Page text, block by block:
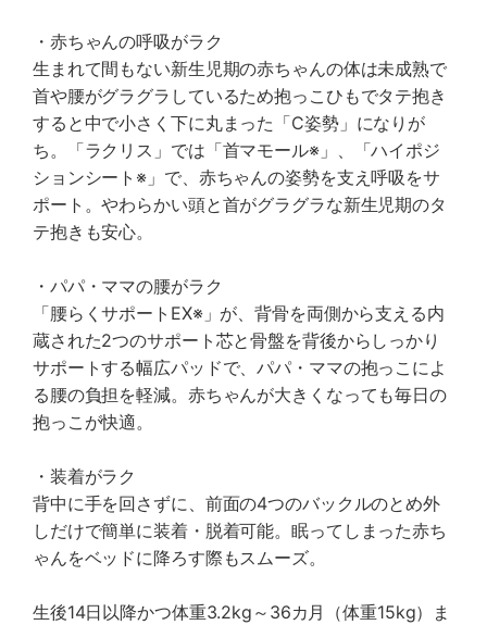
・赤ちゃんの呼吸がラク
生まれて間もない新生児期の赤ちゃんの体は未成熟で
首や腰がグラグラしているため抱っこひもでタテ抱き
すると中で小さく下に丸まった「C姿勢」になりが
ち。「ラクリス」では「首マモール※」、「ハイポジ
ションシート※」で、赤ちゃんの姿勢を支え呼吸をサ
ポート。やわらかい頭と首がグラグラな新生児期のタ
テ抱きも安心。
・パパ・ママの腰がラク
「腰らくサポートEX※」が、背骨を両側から支える内
蔵された2つのサポート芯と骨盤を背後からしっかり
サポートする幅広パッドで、パパ・ママの抱っこによ
る腰の負担を軽減。赤ちゃんが大きくなっても毎日の
抱っこが快適。
・装着がラク
背中に手を回さずに、前面の4つのバックルのとめ外
しだけで簡単に装着・脱着可能。眠ってしまった赤ち
ゃんをベッドに降ろす際もスムーズ。
生後14日以降かつ体重3.2kg～36カ月（体重15kg）ま